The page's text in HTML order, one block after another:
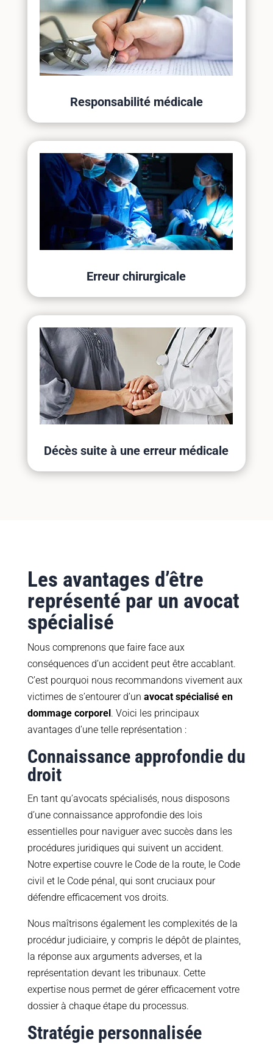
Responsabilité médicale
Erreur chirurgicale
Décès suite à une erreur médicale
Les avantages d’être
représenté par un avocat
spécialisé
Nous comprenons que faire face aux
conséquences d’un accident peut être accablant.
C’est pourquoi nous recommandons vivement aux
victimes de s’entourer d’un avocat spécialisé en
dommage corporel. Voici les principaux
avantages d’une telle représentation :
Connaissance approfondie du
droit
En tant qu’avocats spécialisés, nous disposons
d’une connaissance approfondie des lois
essentielles pour naviguer avec succès dans les
procédures juridiques qui suivent un accident.
Notre expertise couvre le Code de la route, le Code
civil et le Code pénal, qui sont cruciaux pour
défendre efficacement vos droits.
Nous maîtrisons également les complexités de la
procédur judiciaire, y compris le dépôt de plaintes,
la réponse aux arguments adverses, et la
représentation devant les tribunaux. Cette
expertise nous permet de gérer efficacement votre
dossier à chaque étape du processus.
Stratégie personnalisée